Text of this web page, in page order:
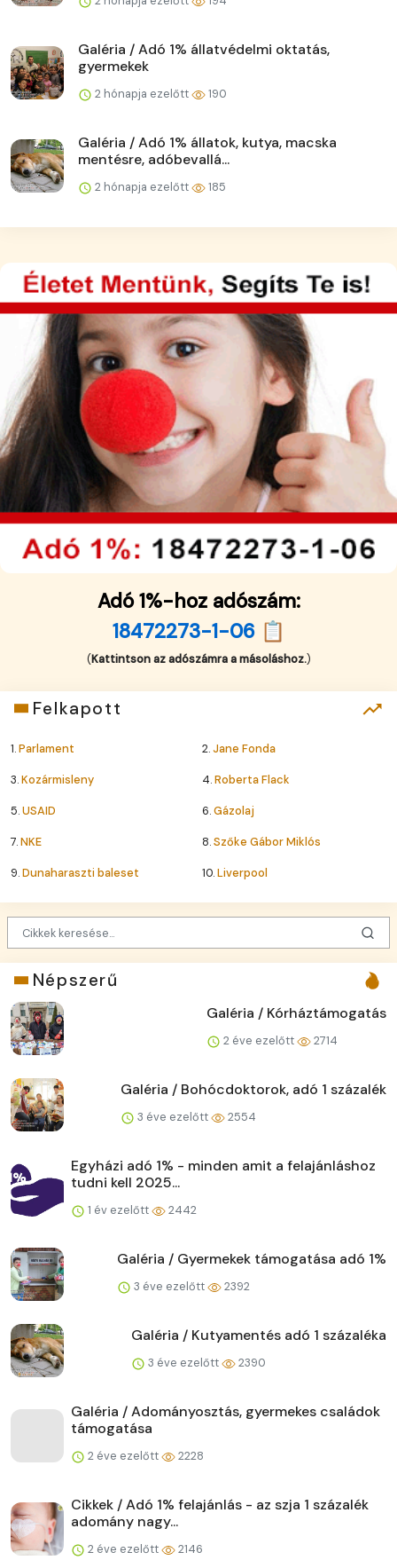
Galéria / Adó 1% állatvédelmi oktatás,
gyermekek
2 hónapja ezelőtt 190
Galéria / Adó 1% állatok, kutya, macska
mentésre, adóbevallá...
2 hónapja ezelőtt 185
Adó 1%-hoz adószám:
18472273-1-06 📋
(Kattintson az adószámra a másoláshoz.)
Felkapott
1.Parlament 2.Jane Fonda
3.Kozármisleny 4.Roberta Flack
5.USAID 6.Gázolaj
7.NKE 8.Szőke Gábor Miklós
9.Dunaharaszti baleset 10.Liverpool
Népszerű
Galéria / Kórháztámogatás
2 éve ezelőtt 2714
Galéria / Bohócdoktorok, adó 1 százalék
3 éve ezelőtt 2554
Egyházi adó 1% - minden amit a felajánláshoz
tudni kell 2025...
1 év ezelőtt 2442
Galéria / Gyermekek támogatása adó 1%
3 éve ezelőtt 2392
Galéria / Kutyamentés adó 1 százaléka
3 éve ezelőtt 2390
Galéria / Adományosztás, gyermekes családok
támogatása
2 éve ezelőtt 2228
Cikkek / Adó 1% felajánlás - az szja 1 százalék
adomány nagy...
2 éve ezelőtt 2146